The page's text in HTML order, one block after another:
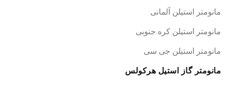
مانومتر استیلن آلمانی
مانومتر استیلن کره جنوبی
مانومتر استیلن جی سی
مانومتر گاز استیل هرکولس